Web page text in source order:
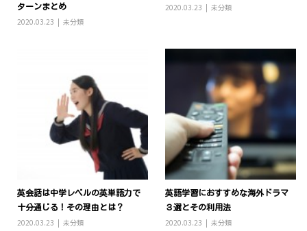
ターンまとめ
2020.03.23 未分類
2020.03.23 未分類
英会話は中学レベルの英単語力で
十分通じる！その理由とは？
2020.03.23 未分類
英語学習におすすめな海外ドラマ
３選とその利用法
2020.03.23 未分類